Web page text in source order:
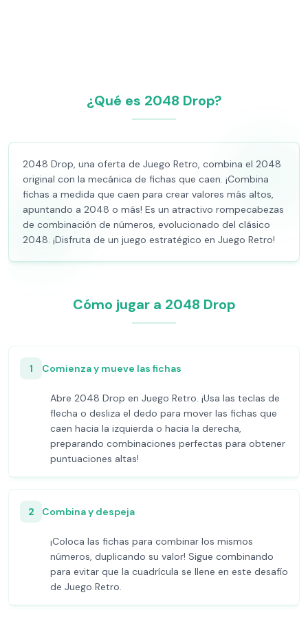
¿Qué es 2048 Drop?
2048 Drop, una oferta de Juego Retro, combina el 2048
original con la mecánica de fichas que caen. ¡Combina
fichas a medida que caen para crear valores más altos,
apuntando a 2048 o más! Es un atractivo rompecabezas
de combinación de números, evolucionado del clásico
2048. ¡Disfruta de un juego estratégico en Juego Retro!
Cómo jugar a 2048 Drop
1 Comienza y mueve las fichas
Abre 2048 Drop en Juego Retro. ¡Usa las teclas de
flecha o desliza el dedo para mover las fichas que
caen hacia la izquierda o hacia la derecha,
preparando combinaciones perfectas para obtener
puntuaciones altas!
2 Combina y despeja
¡Coloca las fichas para combinar los mismos
números, duplicando su valor! Sigue combinando
para evitar que la cuadrícula se llene en este desafío
de Juego Retro.